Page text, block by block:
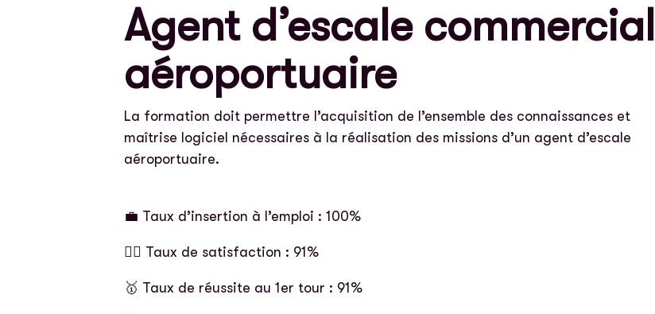
Agent d’escale commercial
aéroportuaire
La formation doit permettre l’acquisition de l’ensemble des connaissances et
maîtrise logiciel nécessaires à la réalisation des missions d’un agent d’escale
aéroportuaire.
💼 Taux d’insertion à l’emploi : 100%
👍🏽 Taux de satisfaction : 91%
🥇 Taux de réussite au 1er tour : 91%